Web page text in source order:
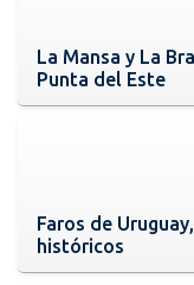
La Mansa y La
Punta del Este
Faros de
históricos